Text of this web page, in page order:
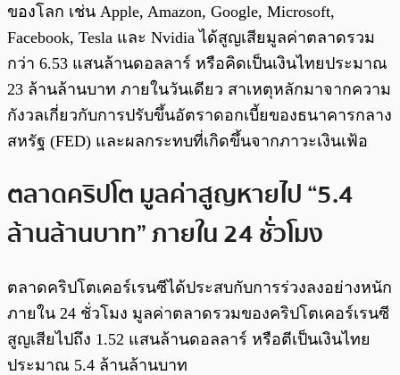
ของโลก เช่น Apple, Amazon, Google, Microsoft,
Facebook, Tesla และ Nvidia ได้สูญเสียมูลค่าตลาดรวม
กว่า 6.53 แสนล้านดอลลาร์ หรือคิดเป็นเงินไทยประมาณ
23 ล้านล้านบาท ภายในวันเดียว สาเหตุหลักมาจากความ
กังวลเกี่ยวกับการปรับขึ้นอัตราดอกเบี้ยของธนาคารกลาง
สหรัฐ (FED) และผลกระทบที่เกิดขึ้นจากภาวะเงินเฟ้อ
ตลาดคริปโต มูลค่าสูญหายไป “5.4
ล้านล้านบาท” ภายใน 24 ชั่วโมง
ตลาดคริปโตเคอร์เรนซีได้ประสบกับการร่วงลงอย่างหนัก
ภายใน 24 ชั่วโมง มูลค่าตลาดรวมของคริปโตเคอร์เรนซี
สูญเสียไปถึง 1.52 แสนล้านดอลลาร์ หรือตีเป็นเงินไทย
ประมาณ 5.4 ล้านล้านบาท